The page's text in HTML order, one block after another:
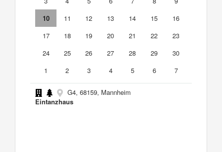
10
11 12 13 14 15
16
17
18 19 20 21 22
23
24
25 26 27 28 29
30
1
2 3 4 5 6 7
G4, 68159, Mannheim
Eintanzhaus